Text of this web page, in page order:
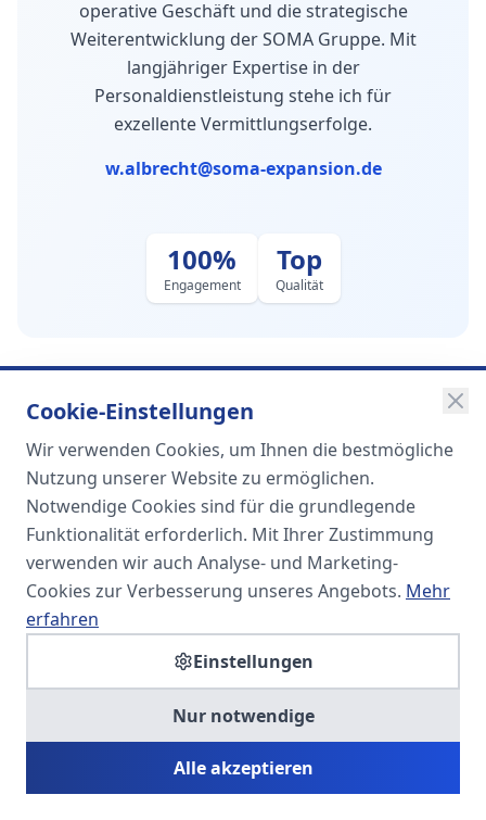
operative Geschäft und die strategische
Weiterentwicklung der SOMA Gruppe. Mit
langjähriger Expertise in der
Personaldienstleistung stehe ich für
exzellente Vermittlungserfolge.
w.albrecht@soma-expansion.de
100%
Engagement
Top
Qualität
SOMA
Unternehmensgruppe
Spezialisiert auf Fach- und
Führungskräfte in der
SOMA HR KONSULT UG
Personalberatung & Executive Search
Cookie-Einstellungen
Wir verwenden Cookies, um Ihnen die bestmögliche
Nutzung unserer Website zu ermöglichen.
Notwendige Cookies sind für die grundlegende
Funktionalität erforderlich. Mit Ihrer Zustimmung
verwenden wir auch Analyse- und Marketing-
Cookies zur Verbesserung unseres Angebots. Mehr
erfahren
Einstellungen
Nur notwendige
Alle akzeptieren